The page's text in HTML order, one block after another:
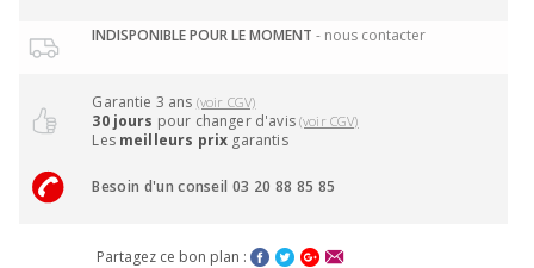
INDISPONIBLE POUR LE MOMENT - nous contacter
Garantie 3 ans (voir CGV)
30 jours pour changer d'avis(voir CGV)
Les meilleurs prix garantis
Besoin d'un conseil 03 20 88 85 85
Partagez ce bon plan :